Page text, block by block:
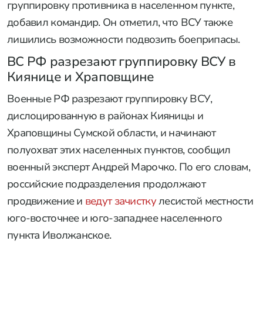
известно об этом и о других успехах ВС РФ к утру
5 августа?
ВСУ лишились подвоза боеприпасов
«Основные усилия инженерного обеспечения
были сосредоточены на изоляции населенного
пункта Красноярское. Группами спецминирования
производилась дистанционная установка мин по
изоляции данного района с целью недопущения
прорыва противника, подвоза боеприпасов,
имущества и личного состава», — сказал Смоленск.
В результате удалось полностью блокировать
группировку противника в населенном пункте,
добавил командир. Он отметил, что ВСУ также
лишились возможности подвозить боеприпасы.